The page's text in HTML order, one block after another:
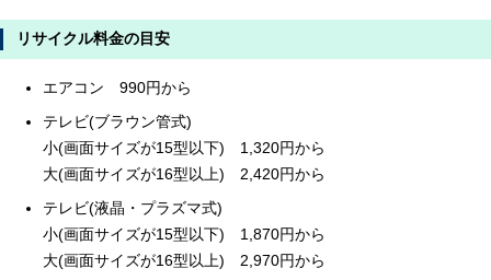
リサイクル料金の目安
エアコン 990円から
テレビ(ブラウン管式)
小(画面サイズが15型以下) 1,320円から
大(画面サイズが16型以上) 2,420円から
テレビ(液晶・プラズマ式)
小(画面サイズが15型以下) 1,870円から
大(画面サイズが16型以上) 2,970円から